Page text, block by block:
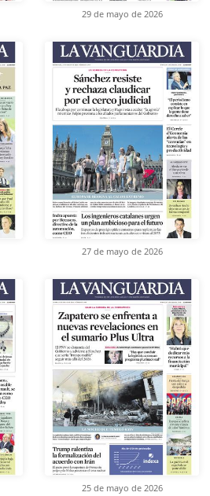
29 de mayo de 2026
27 de mayo de 2026
25 de mayo de 2026